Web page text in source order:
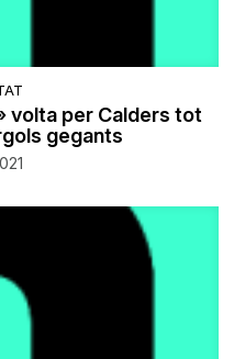
volta per Calders tot
gegants